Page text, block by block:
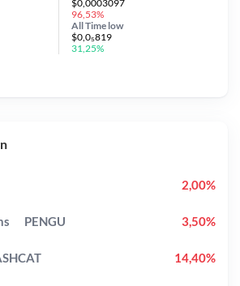
$0,0003097
96,53%
All Time low
$0,0₅819
31,25%
2,00%
PENGU 3,50%
14,40%